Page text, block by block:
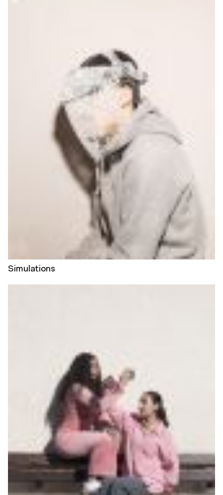
Simulations